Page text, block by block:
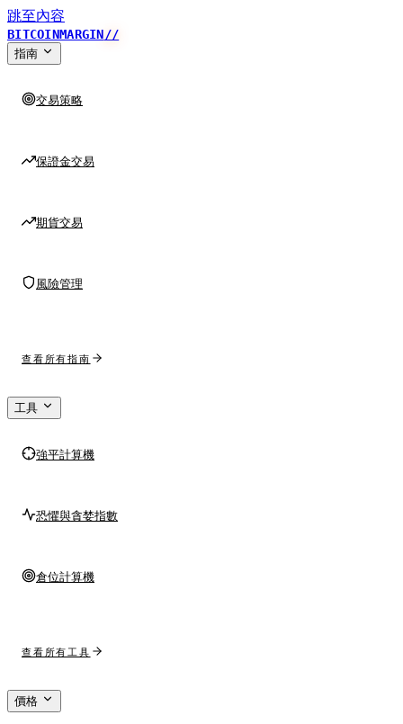
跳至內容
BITCOINMARGIN//
指南
交易策略
保證金交易
期貨交易
風險管理
查看所有指南
工具
強平計算機
恐懼與貪婪指數
倉位計算機
查看所有工具
價格